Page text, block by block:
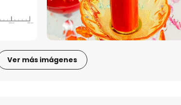
Ver más imágenes